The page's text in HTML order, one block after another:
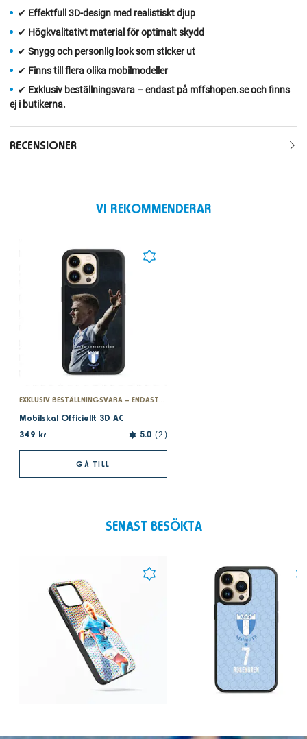
✔ Effektfull 3D‑design med realistiskt djup
✔ Högkvalitativt material för optimalt skydd
✔ Snygg och personlig look som sticker ut
✔ Finns till flera olika mobilmodeller
✔ Exklusiv beställningsvara – endast på mffshopen.se och finns
ej i butikerna.
RECENSIONER
VI REKOMMENDERAR
EXKLUSIV BESTÄLLNINGSVARA – ENDAST PÅ MFFSHOPEN.SE
Mobilskal Officiellt 3D AC
349 kr
5.0 2
GÅ TILL
SENAST BESÖKTA